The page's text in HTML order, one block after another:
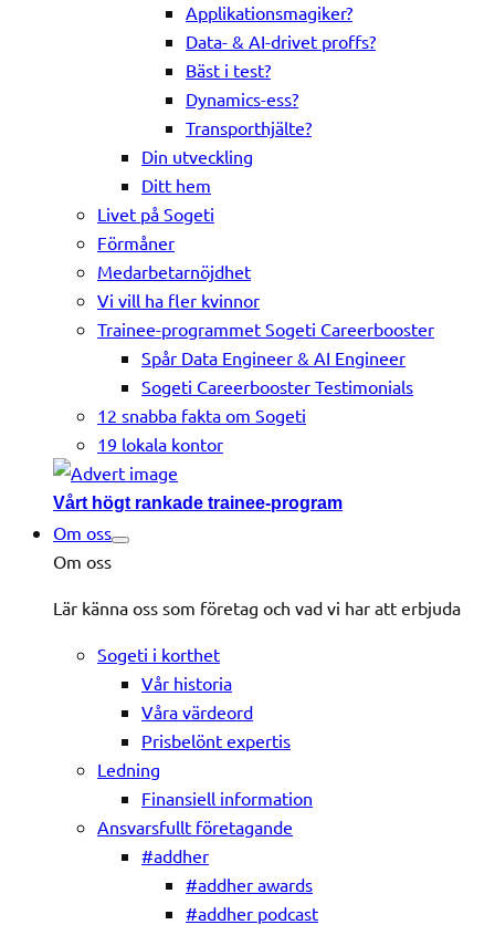
Applikationsmagiker?
Data- & AI-drivet proffs?
Bäst i test?
Dynamics-ess?
Transporthjälte?
Din utveckling
Ditt hem
Livet på Sogeti
Förmåner
Medarbetarnöjdhet
Vi vill ha fler kvinnor
Trainee-programmet Sogeti Careerbooster
Spår Data Engineer & AI Engineer
Sogeti Careerbooster Testimonials
12 snabba fakta om Sogeti
19 lokala kontor
Vårt högt rankade trainee-program
Om oss
Om oss
Lär känna oss som företag och vad vi har att erbjuda
Sogeti i korthet
Vår historia
Våra värdeord
Prisbelönt expertis
Ledning
Finansiell information
Ansvarsfullt företagande
#addher
#addher awards
#addher podcast